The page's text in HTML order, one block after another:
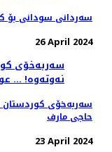
سەردانی سودانی
26 April 2024
سەربەخۆی کوردستان
حاجی مارف
23 April 2024